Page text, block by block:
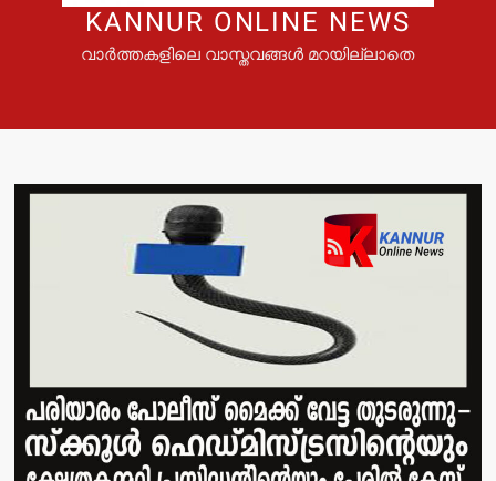
KANNUR ONLINE NEWS
വാർത്തകളിലെ വാസ്തവങ്ങൾ മറയില്ലാതെ